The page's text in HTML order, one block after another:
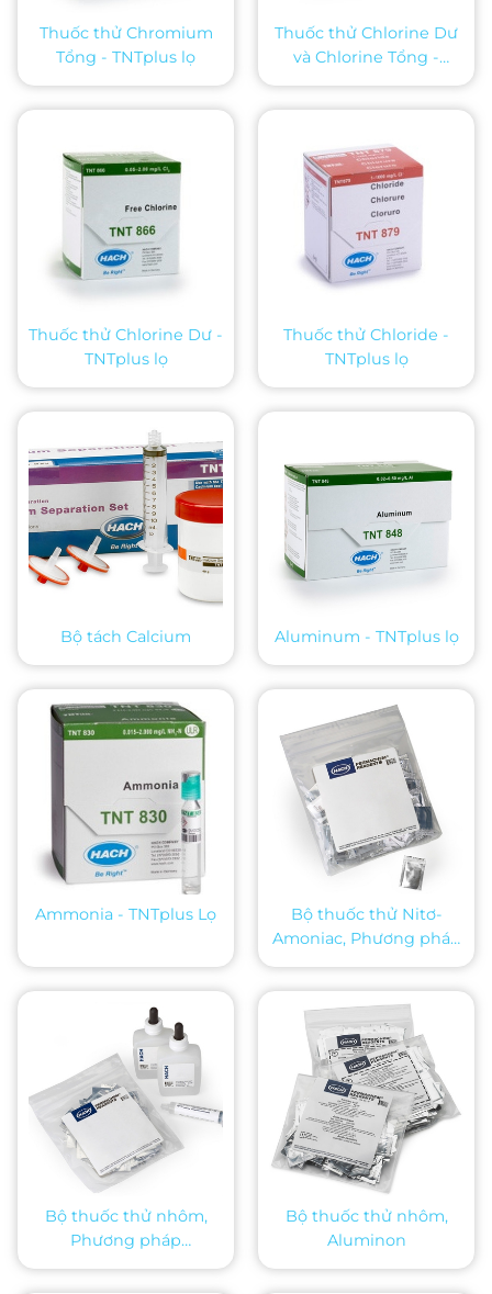
Thuốc thử Chromium
Tổng - TNTplus lọ
Thuốc thử Chlorine Dư
và Chlorine Tổng -
TNTplus lọ
Thuốc thử Chlorine Dư -
TNTplus lọ
Thuốc thử Chloride -
TNTplus lọ
Bộ tách Calcium Aluminum - TNTplus lọ
Ammonia - TNTplus Lọ
Bộ thuốc thử Nitơ-
Amoniac, Phương pháp
Salicylat, 10 mL
Bộ thuốc thử nhôm,
Phương pháp
Eriochrome Cyanine R
(ECR), 20 mL
Bộ thuốc thử nhôm,
Aluminon